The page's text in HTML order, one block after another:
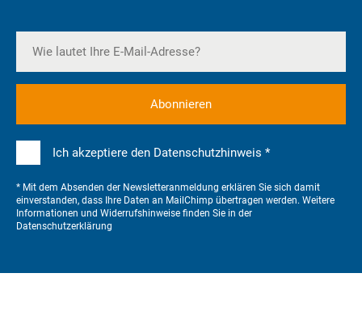
Ich akzeptiere den Datenschutzhinweis *
* Mit dem Absenden der Newsletteranmeldung erklären Sie sich damit
einverstanden, dass Ihre Daten an MailChimp übertragen werden. Weitere
Informationen und Widerrufshinweise finden Sie in der
Datenschutzerklärung